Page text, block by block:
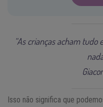
“As crianças acham
Isso não significa que